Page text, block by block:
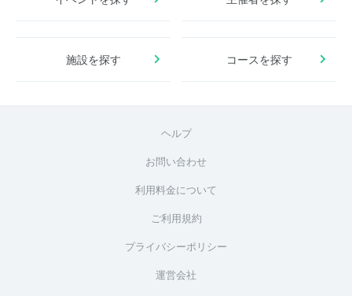
施設を探す コースを探す
ヘルプ
お問い合わせ
利用料金について
ご利用規約
プライバシーポリシー
運営会社